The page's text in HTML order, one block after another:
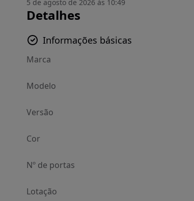
5 de agosto de 2026 às 10:49
Detalhes
Informações básicas
Marca
Modelo
Versão
Cor
Nº de portas
Lotação